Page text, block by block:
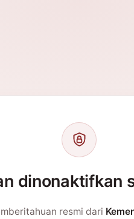
dinonaktifkan
resmi dari